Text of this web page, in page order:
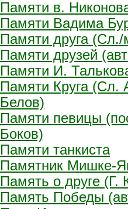
Памяти в.
Памяти Вадима
Памяти друга
Памяти друзей
Памяти И.
Памяти Круга (Сл.
Белов)
Памяти певицы
Боков)
Памяти танкиста
Памятник Мишке-
Память о друге (Г.
Память Победы